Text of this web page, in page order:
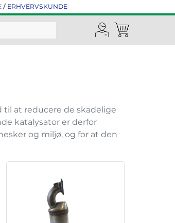
/ ERHVERVSKUNDE
at reducere de skadelige
katalysator er derfor
og miljø, og for at den